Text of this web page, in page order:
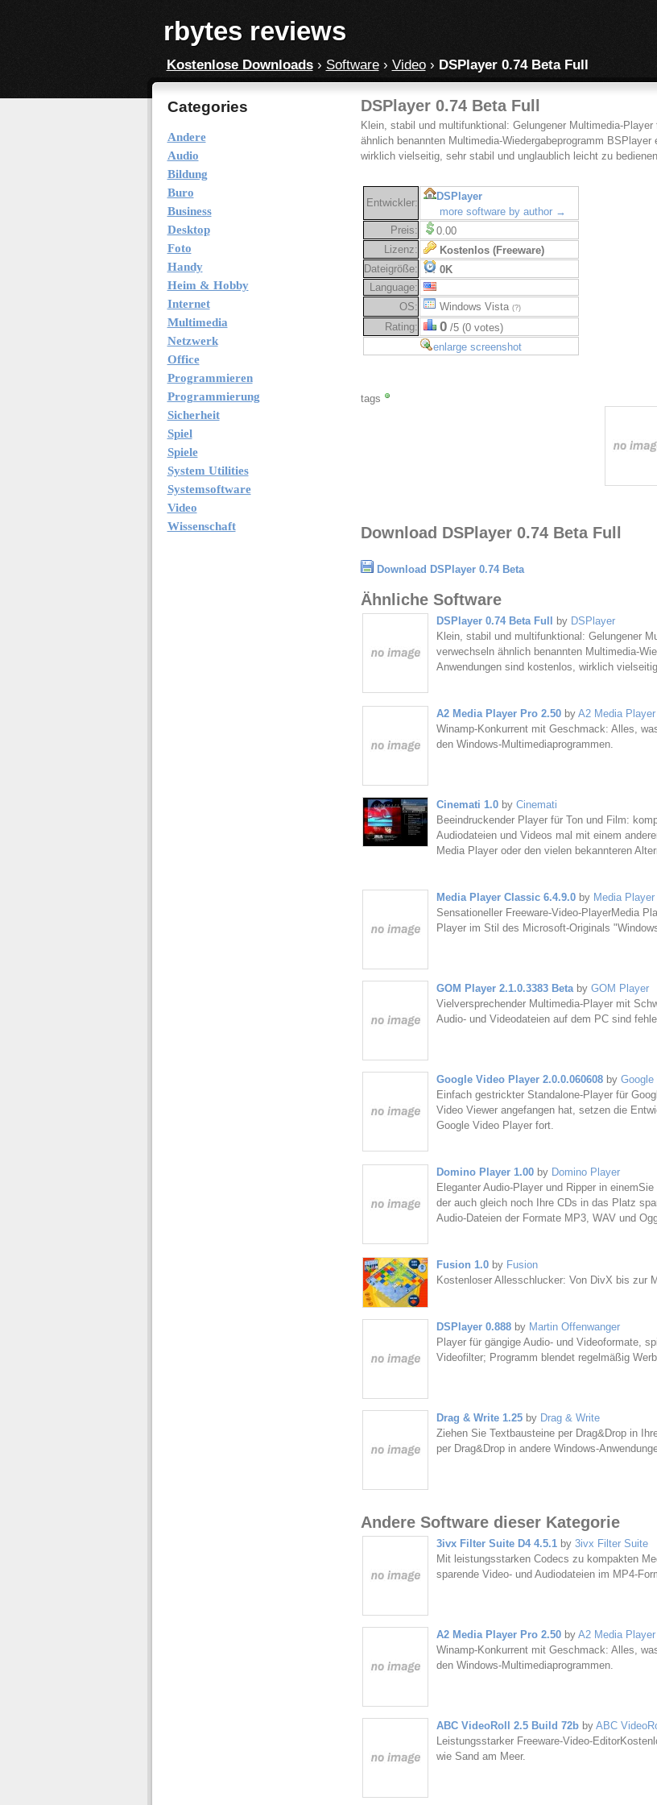
rbytes reviews
Kostenlose Downloads› Software› Video› DSPlayer 0.74 Beta Full
Categories
Andere
Audio
Bildung
Buro
Business
Desktop
Foto
Handy
Heim & Hobby
Internet
Multimedia
Netzwerk
Office
Programmieren
Programmierung
Sicherheit
Spiel
Spiele
System Utilities
Systemsoftware
Video
Wissenschaft
DSPlayer 0.74 Beta Full
Klein, stabil und multifunktional: Gelungener Multimedia-
ähnlich benannten Multimedia-Wiedergabeprogramm
wirklich vielseitig, sehr stabil und unglaublich leicht zu
Entwickler:
DSPlayer
more software by author →
Preis:
0.00
Lizenz:
Kostenlos (Freeware)
Dateigröße:
0K
Language:
OS:
Windows Vista (?)
Rating: 0/5 (0 votes)
enlarge screenshot
tags
Download DSPlayer 0.74 Beta Full
Download DSPlayer 0.74 Beta
Ähnliche Software
DSPlayer 0.74 Beta Full by DSPlayer
Klein, stabil und multifunktional: Gelungener
verwechseln ähnlich benannten Multimedia-
Anwendungen sind kostenlos, wirklich
A2 Media Player Pro 2.50by A2 Media Player
Winamp-Konkurrent mit Geschmack: Alles,
den Windows-Multimediaprogrammen.
Cinemati 1.0by Cinemati
Beeindruckender Player für Ton und Film:
Audiodateien und Videos mal mit einem
Media Player oder den vielen bekannteren
Media Player Classic 6.4.9.0by Media
Sensationeller Freeware-Video-PlayerMedia
Player im Stil des Microsoft-Originals
GOM Player 2.1.0.3383 Betaby GOM Player
Vielversprechender Multimedia-Player mit
Audio- und Videodateien auf dem PC sind
Google Video Player 2.0.0.060608by Google
Einfach gestrickter Standalone-Player für
Video Viewer angefangen hat, setzen die
Google Video Player fort.
Domino Player 1.00by Domino Player
Eleganter Audio-Player und Ripper in
der auch gleich noch Ihre CDs in das Platz
Audio-Dateien der Formate MP3, WAV und
Fusion 1.0by Fusion
Kostenloser Allesschlucker: Von DivX bis zur
DSPlayer 0.888by Martin Offenwanger
Player für gängige Audio- und Videoformate,
Videofilter; Programm blendet regelmäßig
Drag & Write 1.25by Drag & Write
Ziehen Sie Textbausteine per Drag&Drop in
per Drag&Drop in andere Windows-
Andere Software dieser Kategorie
3ivx Filter Suite D4 4.5.1by 3ivx Filter Suite
Mit leistungsstarken Codecs zu kompakten
sparende Video- und Audiodateien im MP4-
A2 Media Player Pro 2.50by A2 Media Player
Winamp-Konkurrent mit Geschmack: Alles,
den Windows-Multimediaprogrammen.
ABC VideoRoll 2.5 Build 72bby ABC
Leistungsstarker Freeware-Video-
wie Sand am Meer.